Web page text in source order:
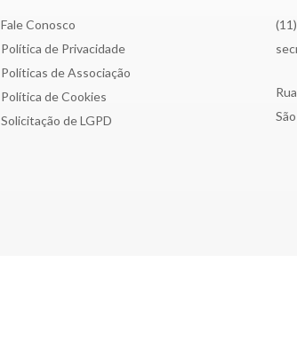
Fale Conosco
Política de Privacidade
Políticas de Associação
Política de Cookies
Solicitação de LGPD